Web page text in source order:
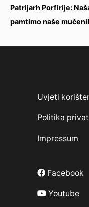
Patrijarh Porfirije:
pamtimo naše
Uvjeti
Politika
Impressum
Facebook
Youtube